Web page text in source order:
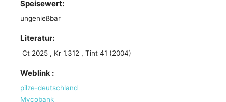
Speisewert:
ungenießbar
Literatur:
Ct 2025 , Kr 1.312 , Tint 41 (2004)
Weblink :
pilze-deutschland
Mycobank